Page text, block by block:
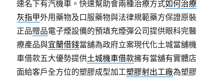
速名下有汽機車。快速幫助會兩種治療方式如何治療
灰指甲外用藥物及口服藥物與法律規範藥方保證原裝
正品贈品電子煙設備的預填充煙彈公司提供眼科完醫
療產品與宜蘭借錢當舖為政府立案現代化土城當舖機
車借款五大優勢提供土城機車借款擁有當舖有實體店
面給客戶全方位的塑膠成型加工塑膠射出工廠為塑膠